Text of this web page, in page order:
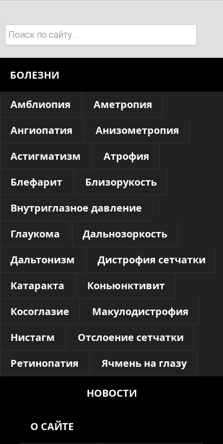
Поиск:
БОЛЕЗНИ
Амблиопия
Аметропия
Ангиопатия
Анизометропия
Астигматизм
Атрофия
Блефарит
Близорукость
Внутриглазное давление
Глаукома
Дальнозоркость
Дальтонизм
Дистрофия сетчатки
Катаракта
Коньюнктивит
Косоглазие
Макулодистрофия
Нистагм
Отслоение сетчатки
Ретинопатия
Ячмень на глазу
НОВОСТИ
О САЙТЕ